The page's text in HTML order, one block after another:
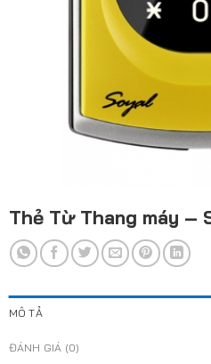
Thẻ Từ Thang máy –
MÔ TẢ
ĐÁNH GIÁ (0)